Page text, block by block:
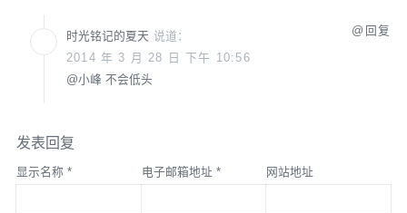
时光铭记的夏天 说道：
2014 年 3 月 28 日 下午 10:56
@小峰 不会低头
回复
发表回复
显示名称 * 电子邮箱地址 * 网站地址